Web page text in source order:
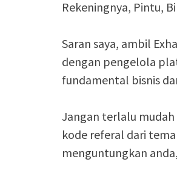
Rekeningnya, Pintu,
Saran saya, ambil
dengan pengelola
fundamental bisnis
Jangan terlalu
kode referal dari
menguntungkan anda,